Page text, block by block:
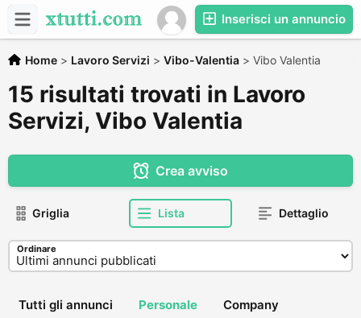
Inserisci un annuncio
Home > Lavoro Servizi > Vibo-Valentia > Vibo Valentia
15 risultati trovati in Lavoro
Servizi, Vibo Valentia
Crea avviso
Griglia Lista Dettaglio
Ordinare
Tutti gli annunci Personale Company